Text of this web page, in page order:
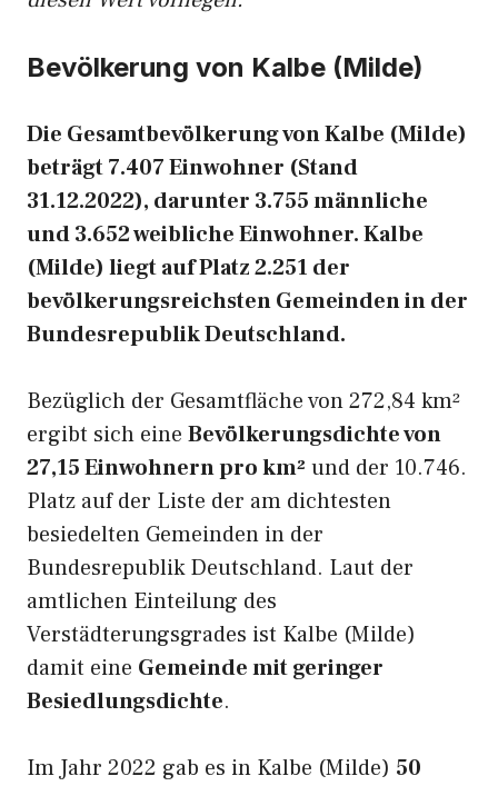
Bevölkerung von Kalbe (Milde)
Die Gesamtbevölkerung von Kalbe (Milde)
beträgt 7.407 Einwohner (Stand
31.12.2022), darunter 3.755 männliche
und 3.652 weibliche Einwohner. Kalbe
(Milde) liegt auf Platz 2.251 der
bevölkerungsreichsten Gemeinden in der
Bundesrepublik Deutschland.
Bezüglich der Gesamtfläche von 272,84 km²
ergibt sich eine Bevölkerungsdichte von
27,15 Einwohnern pro km² und der 10.746.
Platz auf der Liste der am dichtesten
besiedelten Gemeinden in der
Bundesrepublik Deutschland. Laut der
amtlichen Einteilung des
Verstädterungsgrades ist Kalbe (Milde)
damit eine Gemeinde mit geringer
Besiedlungsdichte.
Im Jahr 2022 gab es in Kalbe (Milde) 50